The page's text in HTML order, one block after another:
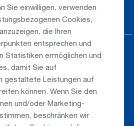
Sie einwilligen, verwenden
Cookies,
die Ihren
entsprechen und
Statistiken ermöglichen und
damit Sie auf
gestaltete Leistungen auf
können. Wenn Sie den
und/oder Marketing-
beschränken wir